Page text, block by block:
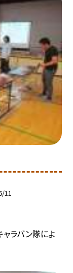
11
ャラバン隊によ